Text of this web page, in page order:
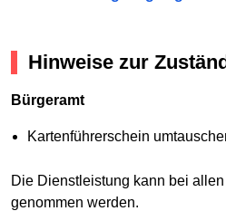
Hinweise zur
Bürgeramt
Kartenführerschein
Die Dienstleistung kann bei
genommen werden.